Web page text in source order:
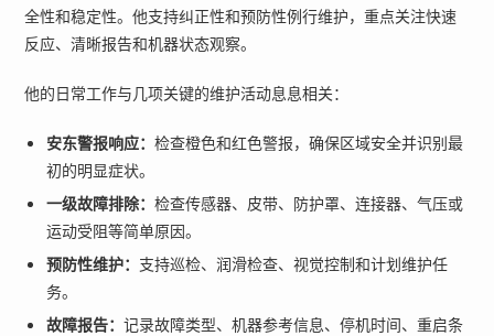
全性和稳定性。他支持纠正性和预防性例行维护，重点关注快速
反应、清晰报告和机器状态观察。
他的日常工作与几项关键的维护活动息息相关：
安东警报响应：检查橙色和红色警报，确保区域安全并识别最
初的明显症状。
一级故障排除：检查传感器、皮带、防护罩、连接器、气压或
运动受阻等简单原因。
预防性维护： 支持巡检、润滑检查、视觉控制和计划维护任
务。
故障报告：记录故障类型、机器参考信息、停机时间、重启条